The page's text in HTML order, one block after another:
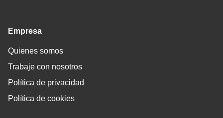
Empresa
Quienes somos
Trabaje con nosotros
Política de privacidad
Política de cookies